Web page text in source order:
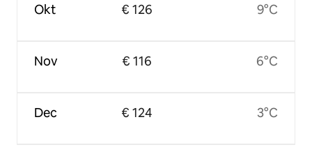
Okt
Nov
Dec
€ 126
€ 116
€ 124
9°C
6°C
3°C